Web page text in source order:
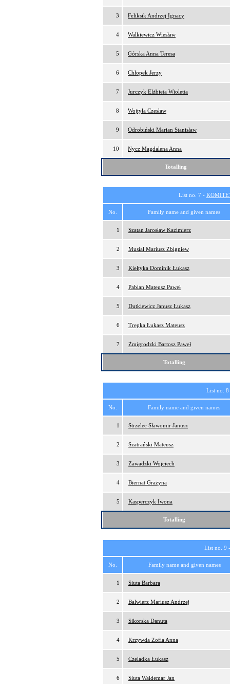
3 Feliksik Andrzej Ignacy
4 Walkiewicz Wiesław
5 Górska Anna Teresa
6 Chłopek Jerzy
7 Jurczyk Elżbieta Wioletta
8 Wojtyła Czesław
9 Odrobiński Marian Stanisław
10 Nycz Magdalena Anna
Totalling
List no. 7 -
No. Family name and given names
1 Szatan Jarosław Kazimierz
2 Musiał Mariusz Zbigniew
3 Kiełtyka Dominik Łukasz
4 Pabian Mateusz Paweł
5 Dutkiewicz Janusz Łukasz
6 Trepka Łukasz Mateusz
7 Żmigrodzki Bartosz Paweł
Totalling
List no.
No. Family name and given names
1 Strzelec Sławomir Janusz
2 Szatrański Mateusz
3 Zawadzki Wojciech
4 Biernat Grażyna
5 Kasperczyk Iwona
Totalling
List no. 9
No. Family name and given names
1 Siuta Barbara
2 Balwierz Mariusz Andrzej
3 Sikorska Danuta
4 Krzywda Zofia Anna
5 Czeladka Łukasz
6 Siuta Waldemar Jan